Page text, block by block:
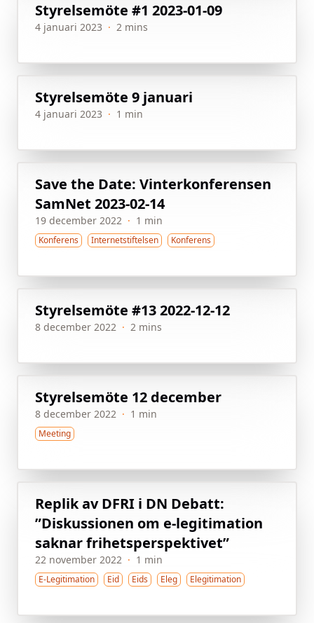
Styrelsemöte #1 2023-01-09
4 januari 2023 · 2 mins
Styrelsemöte 9 januari
4 januari 2023 · 1 min
Save the Date: Vinterkonferensen
SamNet 2023-02-14
19 december 2022 · 1 min
Konferens Internetstiftelsen Konferens
Styrelsemöte #13 2022-12-12
8 december 2022 · 2 mins
Styrelsemöte 12 december
8 december 2022 · 1 min
Meeting
Replik av DFRI i DN Debatt:
”Diskussionen om e-legitimation
saknar frihetsperspektivet”
22 november 2022 · 1 min
E-Legitimation Eid Eids Eleg Elegitimation